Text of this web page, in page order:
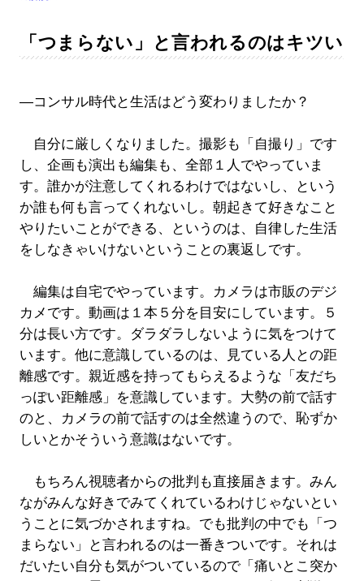
「つまらない」と言われるのはキツい
―コンサル時代と生活はどう変わりましたか？
自分に厳しくなりました。撮影も「自撮り」です
し、企画も演出も編集も、全部１人でやっていま
す。誰かが注意してくれるわけではないし、という
か誰も何も言ってくれないし。朝起きて好きなこと
やりたいことができる、というのは、自律した生活
をしなきゃいけないということの裏返しです。
編集は自宅でやっています。カメラは市販のデジ
カメです。動画は１本５分を目安にしています。５
分は長い方です。ダラダラしないように気をつけて
います。他に意識しているのは、見ている人との距
離感です。親近感を持ってもらえるような「友だち
っぽい距離感」を意識しています。大勢の前で話す
のと、カメラの前で話すのは全然違うので、恥ずか
しいとかそういう意識はないです。
もちろん視聴者からの批判も直接届きます。みん
ながみんな好きでみてくれているわけじゃないとい
うことに気づかされますね。でも批判の中でも「つ
まらない」と言われるのは一番きついです。それは
だいたい自分も気がついているので「痛いとこ突か